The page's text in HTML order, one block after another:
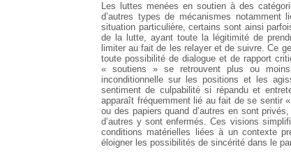
Les luttes menées en soutien à des
d’autres types de mécanismes notamment
situation particulière, certains sont ainsi
de la lutte, ayant toute la légitimité de
limiter au fait de les relayer etde suivre. Ce
toute possibilité de dialogue et de rapport
« soutiens » se retrouvent plus ou
inconditionnelle sur les positions et les
sentiment de culpabilitési répandu et
apparaît fréquemmentlié au fait de se sentir
ou des papiers quand d’autres en sont
d’autres y sont enfermés. Ces visions
conditions matérielles liées à un contexte
éloigner les possibilités de sincérité dans le